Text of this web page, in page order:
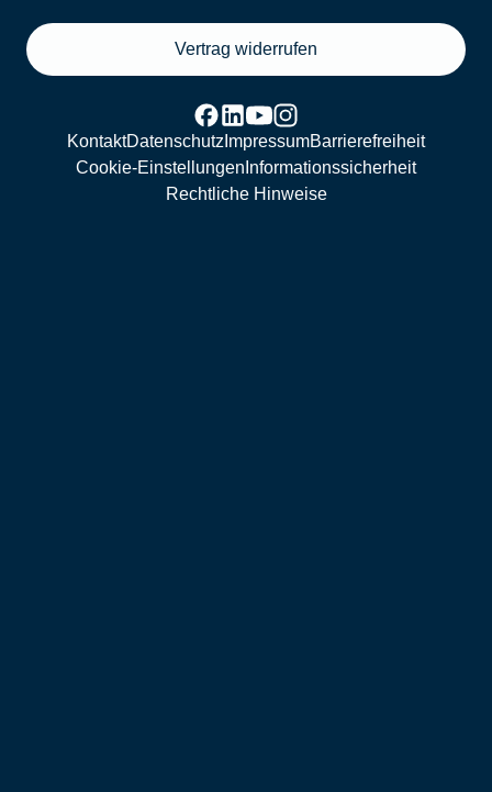
Vertrag widerrufen
KontaktDatenschutz ImpressumBarrierefreiheit
Cookie-Einstellungen Informationssicherheit
Rechtliche Hinweise